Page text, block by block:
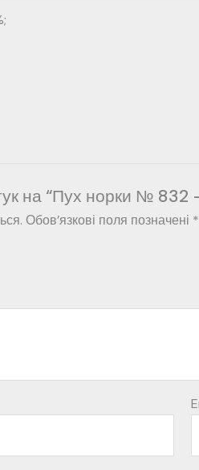
на “Пух норки № 832 –
Обов’язкові поля позначені *